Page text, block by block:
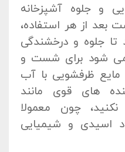
و جلوه آشپزخانه
بعد از هر استفاده،
جلوه و درخشندگی
می شود برای شست و
ظرفشویی با آب
های قوی مانند
چون معمولا
اسیدی و شیمیایی